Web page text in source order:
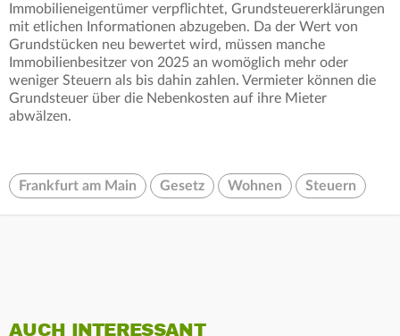
Immobilieneigentümer verpflichtet, Grundsteuererklärungen
mit etlichen Informationen abzugeben. Da der Wert von
Grundstücken neu bewertet wird, müssen manche
Immobilienbesitzer von 2025 an womöglich mehr oder
weniger Steuern als bis dahin zahlen. Vermieter können die
Grundsteuer über die Nebenkosten auf ihre Mieter
abwälzen.
Frankfurt am Main Gesetz Wohnen Steuern
AUCH INTERESSANT